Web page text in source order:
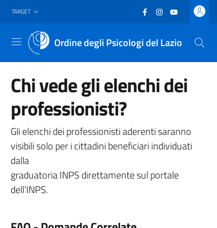
Vai al header
Vai al contenuto principale
Vai al footer
TARGET Facebook
(nuova scheda -
Instagram
(nuova scheda
YouTube
(nuova
Ordine degli Psicologi del Lazio
Menu
Chi vede gli elenchi dei
professionisti?
Gli elenchi dei professionisti aderenti saranno
visibili solo per i cittadini beneficiari individuati
dalla
graduatoria INPS direttamente sul portale
dell’INPS.